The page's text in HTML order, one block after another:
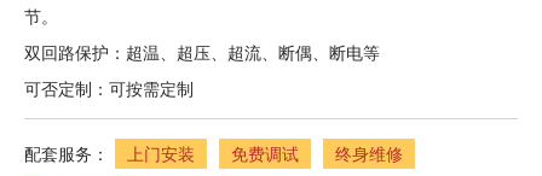
节。
双回路保护：超温、超压、超流、断偶、断电等
可否定制：可按需定制
配套服务： 上门安装 免费调试
终身维修